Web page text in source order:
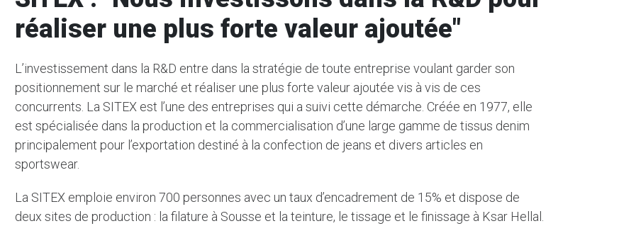
réaliser une plus forte valeur ajoutée"
L’investissement dans la R&D entre dans la stratégie de toute entreprise voulant garder son
positionnement sur le marché et réaliser une plus forte valeur ajoutée vis à vis de ces
concurrents. La SITEX est l’une des entreprises qui a suivi cette démarche. Créée en 1977, elle
est spécialisée dans la production et la commercialisation d’une large gamme de tissus denim
principalement pour l’exportation destiné à la confection de jeans et divers articles en
sportswear.
La SITEX emploie environ 700 personnes avec un taux d’encadrement de 15% et dispose de
deux sites de production : la filature à Sousse et la teinture, le tissage et le finissage à Ksar Hellal.